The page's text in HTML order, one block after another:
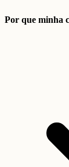
Por que minha